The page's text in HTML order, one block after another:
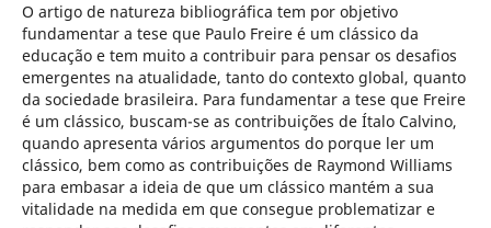
O artigo de natureza bibliográfica tem por objetivo
fundamentar a tese que Paulo Freire é um clássico da
educação e tem muito a contribuir para pensar os desafios
emergentes na atualidade, tanto do contexto global, quanto
da sociedade brasileira. Para fundamentar a tese que Freire
é um clássico, buscam-se as contribuições de Ítalo Calvino,
quando apresenta vários argumentos do porque ler um
clássico, bem como as contribuições de Raymond Williams
para embasar a ideia de que um clássico mantém a sua
vitalidade na medida em que consegue problematizar e